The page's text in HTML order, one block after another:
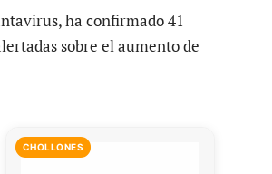
ha confirmado 41
sobre el aumento de
CHOLLONES